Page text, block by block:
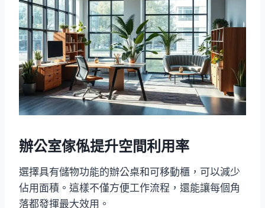
辦公室傢俬提升空間利用率
選擇具有儲物功能的辦公桌和可移動櫃，可以減少
佔用面積。這樣不僅方便工作流程，還能讓每個角
落都發揮最大效用。